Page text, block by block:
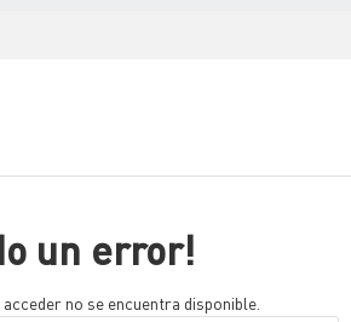
un error!
no se encuentra disponible.